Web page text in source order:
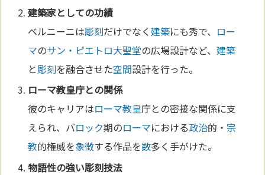
建築家としての功績
ベルニーニは彫刻だけでなく建築にも秀で、 ロー
マのサン・ピエトロ大聖堂の広場設計など、建築
と彫刻を融合させた空間設計を行った。
ローマ教皇庁との関係
彼のキャリアはローマ教皇庁との密接な関係に支
えられ、バロック期のローマにおける政治的・ 宗
教的権威を象徴する作品を数多く手がけた。
物語性の強い彫刻技法